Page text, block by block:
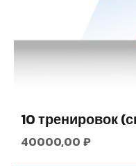
10 тренировок
40000,00 ₽